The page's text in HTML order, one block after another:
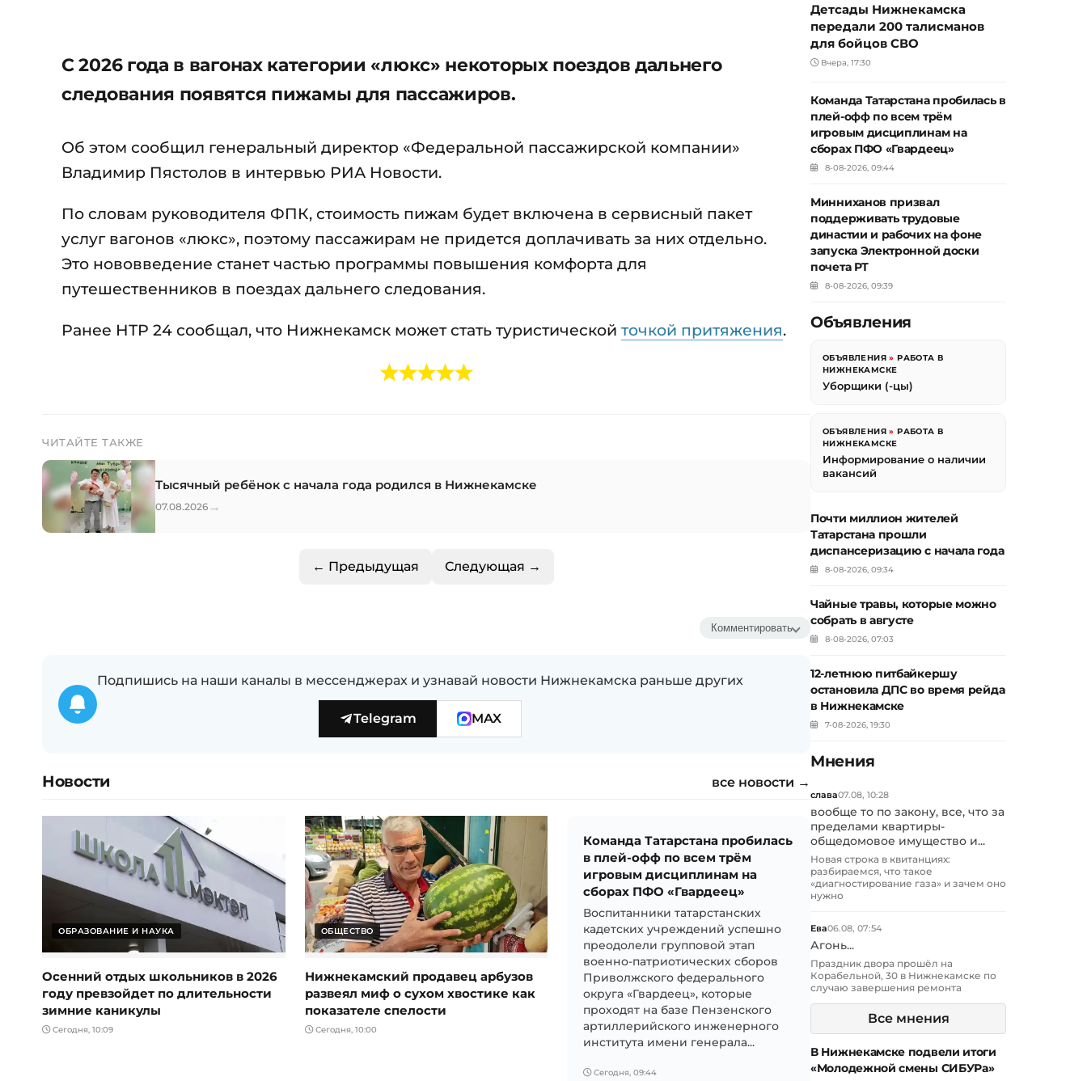
С 2026 года в вагонах категории «люкс» некоторых поездов дальнего
следования появятся пижамы для пассажиров.
Об этом сообщил генеральный директор «Федеральной пассажирской компании»
Владимир Пястолов в интервью РИА Новости.
По словам руководителя ФПК, стоимость пижам будет включена в сервисный пакет
услуг вагонов «люкс», поэтому пассажирам не придется доплачивать за них отдельно.
Это нововведение станет частью программы повышения комфорта для
путешественников в поездах дальнего следования.
Ранее НТР 24 сообщал, что Нижнекамск может стать туристической точкой притяжения.
ЧИТАЙТЕ ТАКЖЕ
Тысячный ребёнок с начала года родился в Нижнекамске
07.08.2026 →
← Предыдущая Следующая →
Комментировать
Подпишись на наши каналы в мессенджерах и узнавай новости Нижнекамска раньше других
Telegram MAX
Новости все новости →
ОБРАЗОВАНИЕ И НАУКА
Осенний отдых школьников в 2026
году превзойдет по длительности
зимние каникулы
Сегодня, 10:09
ОБЩЕСТВО
Нижнекамский продавец арбузов
развеял миф о сухом хвостике как
показателе спелости
Сегодня, 10:00
Команда Татарстана пробилась
в плей-офф по всем трём
игровым дисциплинам на
сборах ПФО «Гвардеец»
Воспитанники татарстанских
кадетских учреждений успешно
преодолели групповой этап
военно-патриотических сборов
Приволжского федерального
округа «Гвардеец», которые
проходят на базе Пензенского
артиллерийского инженерного
института имени генерала...
Сегодня, 09:44
Детсады Нижнекамска
передали 200 талисманов
для бойцов СВО
Вчера, 17:30
Команда Татарстана пробилась в
плей-офф по всем трём
игровым дисциплинам на
сборах ПФО «Гвардеец»
8-08-2026, 09:44
Минниханов призвал
поддерживать трудовые
династии и рабочих на фоне
запуска Электронной доски
почета РТ
8-08-2026, 09:39
Объявления
ОБЪЯВЛЕНИЯ »РАБОТА В
НИЖНЕКАМСКЕ
Уборщики (-цы)
ОБЪЯВЛЕНИЯ »РАБОТА В
НИЖНЕКАМСКЕ
Информирование о наличии
вакансий
Почти миллион жителей
Татарстана прошли
диспансеризацию с начала года
8-08-2026, 09:34
Чайные травы, которые можно
собрать в августе
8-08-2026, 07:03
12-летнюю питбайкершу
остановила ДПС во время рейда
в Нижнекамске
7-08-2026, 19:30
Мнения
слава07.08, 10:28
вообще то по закону, все, что за
пределами квартиры-
общедомовое имущество и...
Новая строка в квитанциях:
разбираемся, что такое
«диагностирование газа» и зачем оно
нужно
Ева06.08, 07:54
Агонь...
Праздник двора прошёл на
Корабельной, 30 в Нижнекамске по
случаю завершения ремонта
Все мнения
В Нижнекамске подвели итоги
«Молодежной смены СИБУРа»